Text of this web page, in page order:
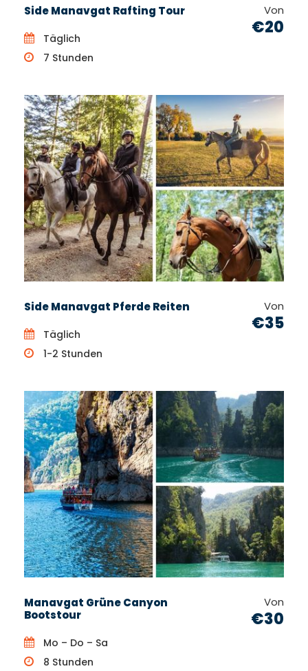
Side Manavgat Rafting Tour Von
€20
Täglich
7 Stunden
Side Manavgat Pferde Reiten Von
€35
Täglich
1-2 Stunden
Manavgat Grüne Canyon
Bootstour
Von
€30
Mo – Do – Sa
8 Stunden